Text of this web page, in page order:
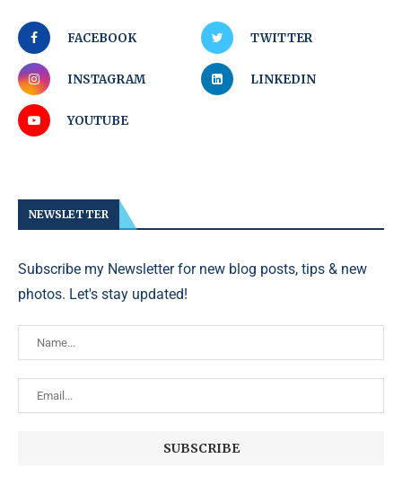
FACEBOOK TWITTER
INSTAGRAM LINKEDIN
YOUTUBE
NEWSLETTER
Subscribe my Newsletter for new blog posts, tips & new
photos. Let's stay updated!